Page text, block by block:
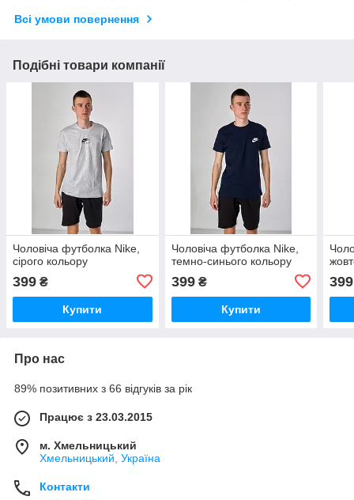
Всі умови повернення
Подібні товари компанії
Чоловіча футболка Nike,
сірого кольору
399 ₴
Купити
Чоловіча футболка Nike,
темно-синього кольору
399₴
Купити
399
Про нас
89% позитивних з 66 відгуків за рік
Працює з 23.03.2015
м. Хмельницький
Хмельницький, Україна
Контакти